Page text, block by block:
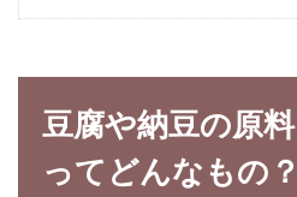
るのに玄
最近良く聞く
豆腐や納豆の原
ってどんなもの？